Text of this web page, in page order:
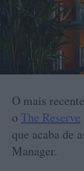
O mais
o The Reserve
que acaba de
Manager.